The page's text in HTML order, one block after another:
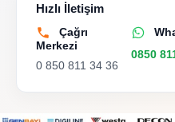
Hızlı İletişim
Çağrı
Merkezi
0 850 811 34 36
0850